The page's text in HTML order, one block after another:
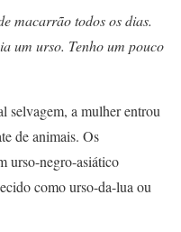
macarrão todos os dias.
um urso. Tenho um pouco
selvagem, a mulher entrou
de animais. Os
urso-negro-asiático
como urso-da-lua ou